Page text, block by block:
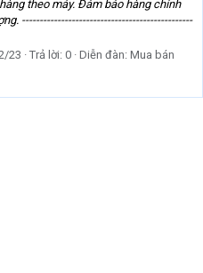
theo máy. Đảm bảo hàng chính
------------------------------------------------
23 Trả lời: 0 Diễn đàn: Mua bán